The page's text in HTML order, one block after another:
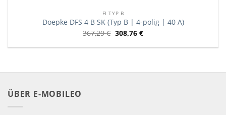
FI TYP B
Doepke DFS 4 B SK (Typ B | 4-polig | 40 A)
367,29€ 308,76 €
ÜBER E-MOBILEO